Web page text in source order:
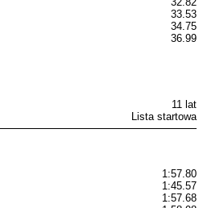
33.53
34.75
36.99
11 lat
Lista startowa
1:57.80
1:45.57
1:57.68